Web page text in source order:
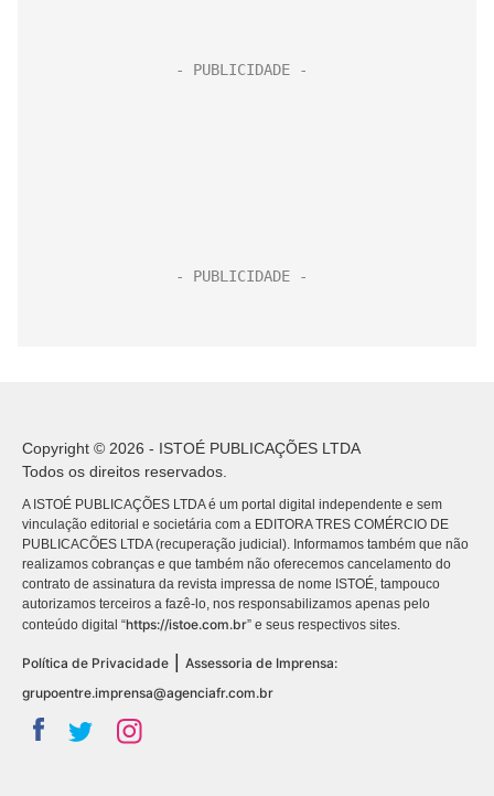
Copyright © 2026 - ISTOÉ PUBLICAÇÕES LTDA
Todos os direitos reservados.
A ISTOÉ PUBLICAÇÕES LTDA é um portal digital independente e sem
vinculação editorial e societária com a EDITORA TRES COMÉRCIO DE
PUBLICACÕES LTDA (recuperação judicial). Informamos também que não
realizamos cobranças e que também não oferecemos cancelamento do
contrato de assinatura da revista impressa de nome ISTOÉ, tampouco
autorizamos terceiros a fazê-lo, nos responsabilizamos apenas pelo
conteúdo digital “https://istoe.com.br” e seus respectivos sites.
Política de Privacidade
Assessoria de Imprensa:
grupoentre.imprensa@agenciafr.com.br